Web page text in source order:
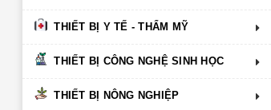
THIẾT BỊ Y TẾ - THẨM MỸ
THIẾT BỊ CÔNG NGHỆ SINH HỌC
THIẾT BỊ NÔNG NGHIỆP